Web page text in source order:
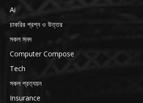
Ai
চাকরির প্রশ্ন ও উত্তর
সকল সনদ
Computer Compose
Tech
সকল প্রত্যয়ন
Insurance